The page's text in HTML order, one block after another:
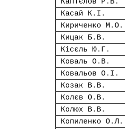
Касай К.І.
Кириченко М.О.
Кицак Б.В.
Кісєль Ю.Г.
Коваль О.В.
Ковальов О.І.
Козак В.В.
Колєв О.В.
Колюх В.В.
Копиленко О.Л.